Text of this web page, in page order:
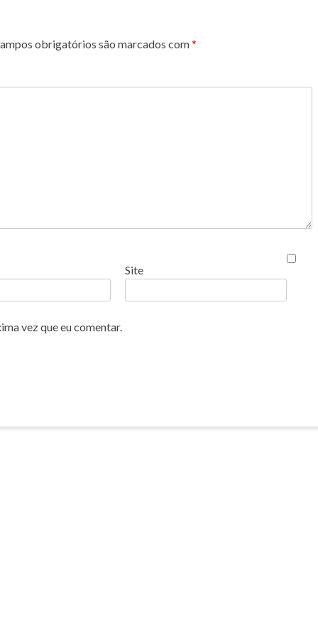
obrigatórios são marcados com*
Site
vez que eu comentar.